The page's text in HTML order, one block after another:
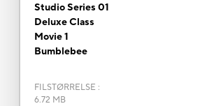
Studio Series 01
Deluxe Class
Movie 1
Bumblebee
FILSTØRRELSE :
6.72 MB